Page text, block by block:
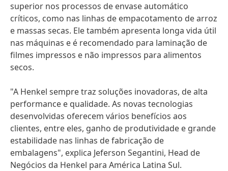
superior nos processos de envase automático
críticos, como nas linhas de empacotamento de arroz
e massas secas. Ele também apresenta longa vida útil
nas máquinas e é recomendado para laminação de
filmes impressos e não impressos para alimentos
secos.
"A Henkel sempre traz soluções inovadoras, de alta
performance e qualidade. As novas tecnologias
desenvolvidas oferecem vários benefícios aos
clientes, entre eles, ganho de produtividade e grande
estabilidade nas linhas de fabricação de
embalagens", explica Jeferson Segantini, Head de
Negócios da Henkel para América Latina Sul.